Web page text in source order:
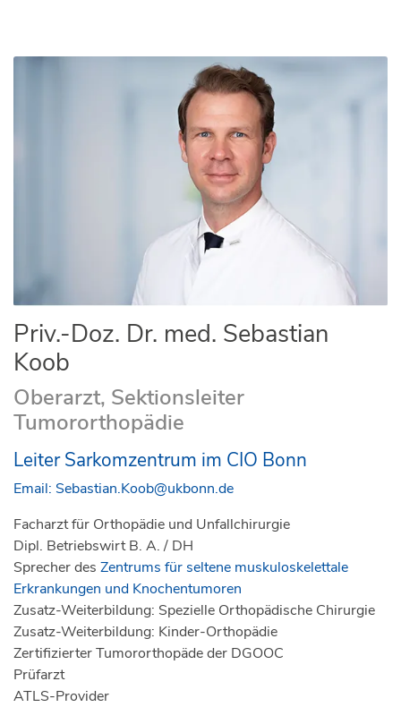
Priv.-Doz. Dr. med. Sebastian
Koob
Oberarzt, Sektionsleiter
Tumororthopädie
Leiter Sarkomzentrum im CIO Bonn
Email: Sebastian.Koob@ukbonn.de
Facharzt für Orthopädie und Unfallchirurgie
Dipl. Betriebswirt B. A. / DH
Sprecher des Zentrums für seltene muskuloskelettale
Erkrankungen und Knochentumoren
Zusatz-Weiterbildung: Spezielle Orthopädische Chirurgie
Zusatz-Weiterbildung: Kinder-Orthopädie
Zertifizierter Tumororthopäde der DGOOC
Prüfarzt
ATLS-Provider